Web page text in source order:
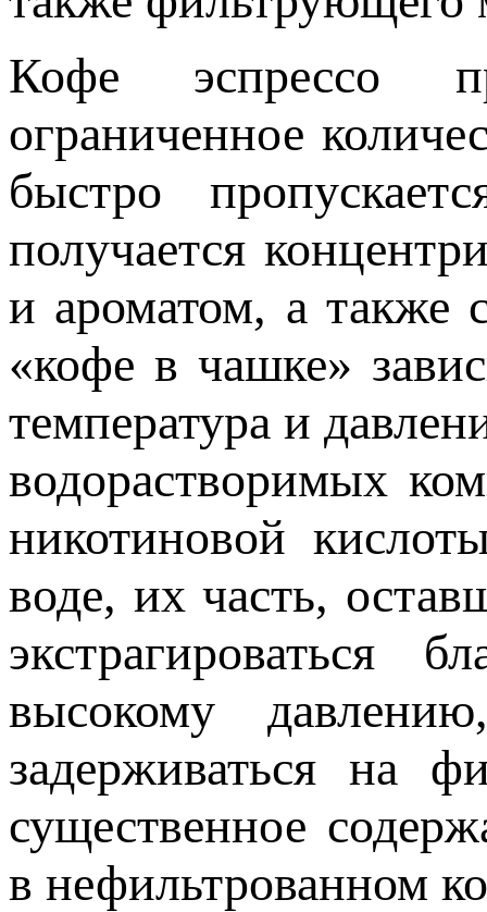
Кофе эспрессо
ограниченное
быстро
получается
и ароматом, а также
«кофе в чашке»
температура и
водорастворимых
никотиновой
воде, их часть,
экстрагироваться
высокому
задерживаться на
существенное
в нефильтрованном